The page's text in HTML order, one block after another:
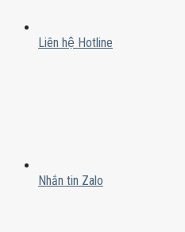
Liên hệ Hotline
Nhắn tin Zalo